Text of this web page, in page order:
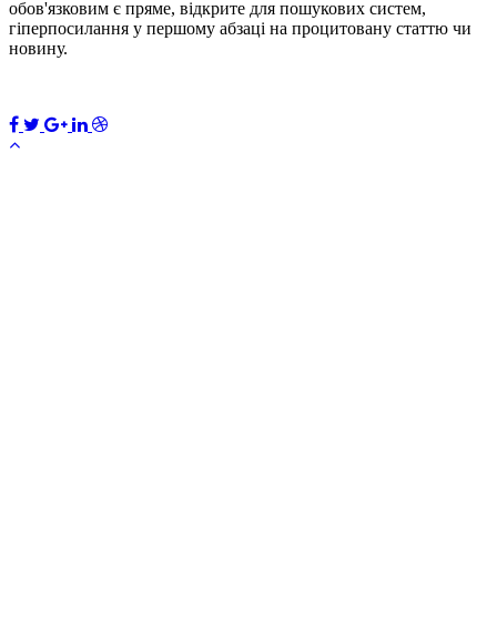
обов'язковим є пряме, відкрите для пошукових систем,
гіперпосилання у першому абзаці на процитовану статтю чи
новину.